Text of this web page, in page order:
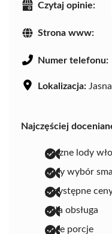
Czytaj opinie:
Strona www:
Numer telefonu:
Lokalizacja:
Najczęściej
pyszne lody
duży wybór
przystępne
miła obsługa
duże porcje